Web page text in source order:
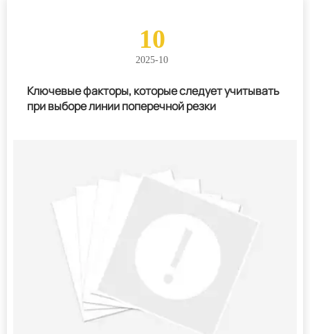
10
2025-10
Ключевые факторы, которые следует учитывать
при выборе линии поперечной резки